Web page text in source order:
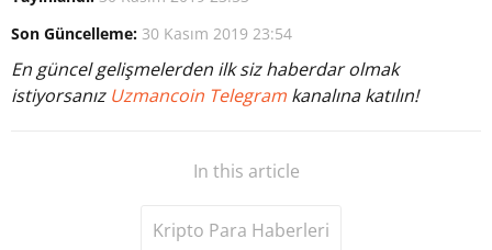
Son Güncelleme: 30 Kasım 2019 23:54
En güncel gelişmelerden ilk siz haberdar olmak
istiyorsanız Uzmancoin Telegram kanalına katılın!
In this article
Kripto Para Haberleri